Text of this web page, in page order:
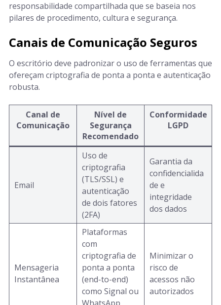
responsabilidade compartilhada que se baseia nos
pilares de procedimento, cultura e segurança.
Canais de Comunicação Seguros
O escritório deve padronizar o uso de ferramentas que
ofereçam criptografia de ponta a ponta e autenticação
robusta.
Canal de
Comunicação
Nível de
Segurança
Recomendado
Conformidade
LGPD
Email
Uso de
criptografia
(TLS/SSL) e
autenticação
de dois fatores
(2FA)
Garantia da
confidencialida
de e
integridade
dos dados
Mensageria
Instantânea
Plataformas
com
criptografia de
ponta a ponta
(end-to-end)
como Signal ou
Minimizar o
risco de
acessos não
autorizados